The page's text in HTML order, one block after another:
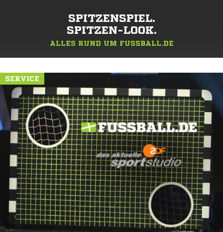
SPITZENSPIEL.
SPITZEN-LOOK.
ALLES RUND UM FUSSBALL.DE
SERVICE